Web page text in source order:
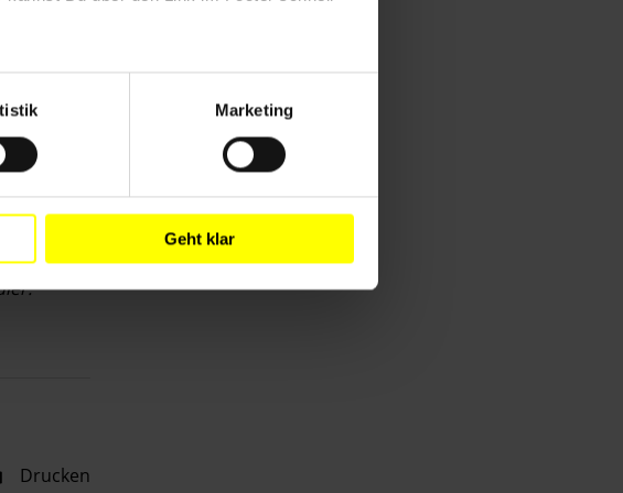
Marketing
Geht klar
sie
in
der
sich
in
Debatte.
Drucken